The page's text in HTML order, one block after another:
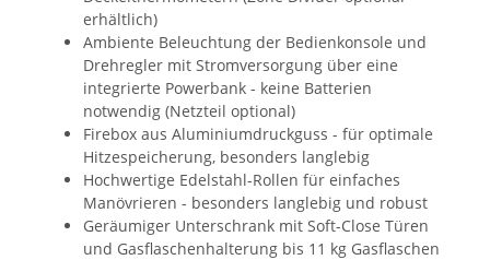
erhältlich)
Ambiente Beleuchtung der Bedienkonsole und
Drehregler mit Stromversorgung über eine
integrierte Powerbank - keine Batterien
notwendig (Netzteil optional)
Firebox aus Aluminiumdruckguss - für optimale
Hitzespeicherung, besonders langlebig
Hochwertige Edelstahl-Rollen für einfaches
Manövrieren - besonders langlebig und robust
Geräumiger Unterschrank mit Soft-Close Türen
und Gasflaschenhalterung bis 11 kg Gasflaschen